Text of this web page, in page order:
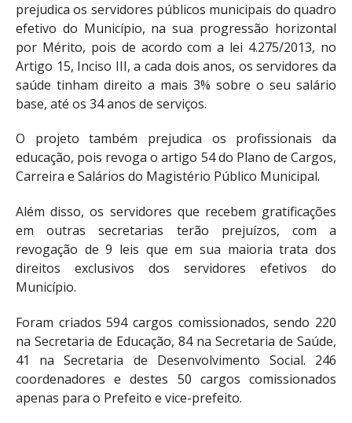
prejudica os servidores públicos municipais do quadro
efetivo do Município, na sua progressão horizontal
por Mérito, pois de acordo com a lei 4.275/2013, no
Artigo 15, Inciso III, a cada dois anos, os servidores da
saúde tinham direito a mais 3% sobre o seu salário
base, até os 34 anos de serviços.
O projeto também prejudica os profissionais da
educação, pois revoga o artigo 54 do Plano de Cargos,
Carreira e Salários do Magistério Público Municipal.
Além disso, os servidores que recebem gratificações
em outras secretarias terão prejuízos, com a
revogação de 9 leis que em sua maioria trata dos
direitos exclusivos dos servidores efetivos do
Município.
Foram criados 594 cargos comissionados, sendo 220
na Secretaria de Educação, 84 na Secretaria de Saúde,
41 na Secretaria de Desenvolvimento Social. 246
coordenadores e destes 50 cargos comissionados
apenas para o Prefeito e vice-prefeito.